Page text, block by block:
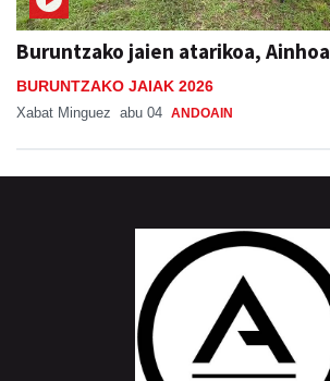
Buruntzako jaien atarikoa,
BURUNTZAKO JAIAK 2026
Xabat Minguez abu 04 ANDOAIN